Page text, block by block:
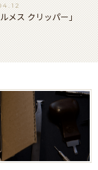
ルメス クリッパー」